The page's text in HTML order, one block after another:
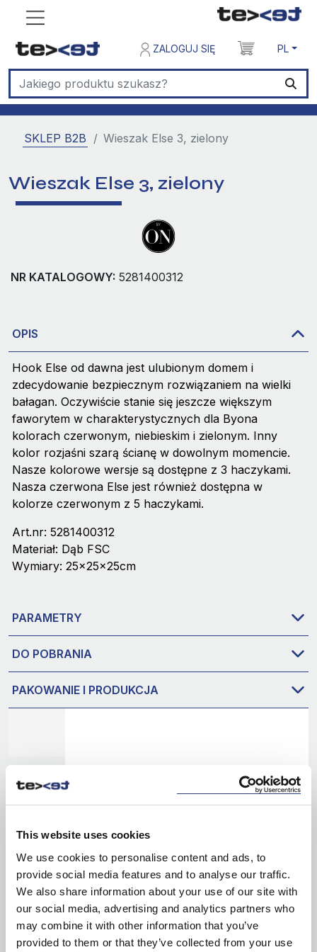
This website uses cookies
We use cookies to personalise content and ads, to
provide social media features and to analyse our traffic.
We also share information about your use of our site with
our social media, advertising and analytics partners who
may combine it with other information that you’ve
provided to them or that they’ve collected from your use
ZALOGUJ SIĘ PL
SKLEP B2B Wieszak Else 3, zielony
Wieszak Else 3, zielony
NR KATALOGOWY: 5281400312
OPIS
Hook Else od dawna jest ulubionym domem i
zdecydowanie bezpiecznym rozwiązaniem na wielki
bałagan. Oczywiście stanie się jeszcze większym
faworytem w charakterystycznych dla Byona
kolorach czerwonym, niebieskim i zielonym. Inny
kolor rozjaśni szarą ścianę w dowolnym momencie.
Nasze kolorowe wersje są dostępne z 3 haczykami.
Nasza czerwona Else jest również dostępna w
kolorze czerwonym z 5 haczykami.
Art.nr: 5281400312
Materiał: Dąb FSC
Wymiary: 25x25x25cm
PARAMETRY
DO POBRANIA
PAKOWANIE I PRODUKCJA